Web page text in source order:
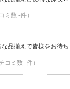
ミ数 -件）
品揃えで皆様をお待
コミ数 -件）